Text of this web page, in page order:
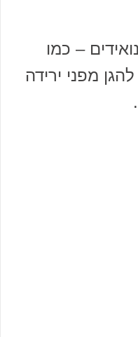
– כמו
מפני ירידה